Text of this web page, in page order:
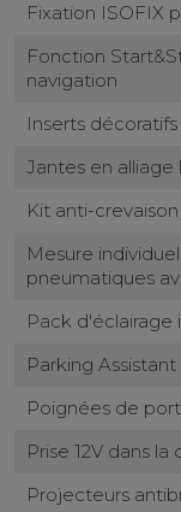
Fixation ISOFIX
Fonction
navigation
Inserts
Jantes en alliage
Kit anti-crevaison
Mesure
pneumatiques
Pack d'éclairage
Parking Assistant
Poignées de
Prise 12V dans
Projecteurs